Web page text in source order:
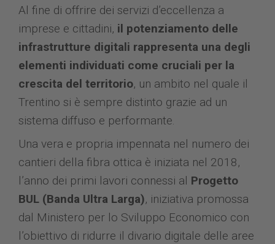
Al fine di offrire dei servizi d’eccellenza a
imprese e cittadini, il potenziamento delle
infrastrutture digitali rappresenta una degli
elementi individuati come cruciali per la
crescita del territorio, un ambito nel quale il
Trentino si è sempre distinto grazie ad un
sistema diffuso e performante.
Una vera e propria impennata nel numero dei
cantieri della fibra ottica è iniziata nel 2018,
l’anno dei primi lavori connessi al Progetto
BUL (Banda Ultra Larga), iniziativa promossa
dal Ministero per lo Sviluppo Economico con
l’obiettivo di ridurre il divario digitale delle aree